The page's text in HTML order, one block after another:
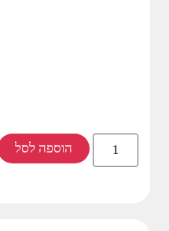
הוספה לסל